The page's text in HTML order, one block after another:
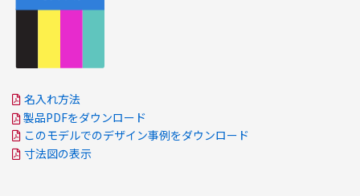
名入れ方法
製品PDFをダウンロード
このモデルでのデザイン事例をダウンロード
寸法図の表示